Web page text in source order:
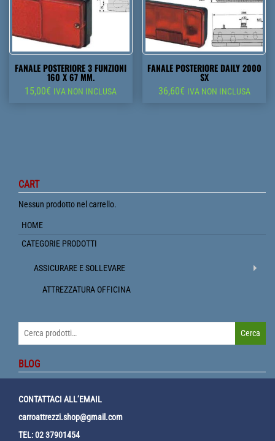
FANALE POSTERIORE 3 FUNZIONI
160 X 67 MM.
15,00€ IVA NON INCLUSA
FANALE POSTERIORE DAILY 2000
SX
36,60€ IVA NON INCLUSA
CART
Nessun prodotto nel carrello.
HOME
CATEGORIE PRODOTTI
ASSICURARE E SOLLEVARE
ATTREZZATURA OFFICINA
Cerca
BLOG
CONTATTACI ALL’EMAIL
carroattrezzi.shop@gmail.com
TEL: 02 37901454